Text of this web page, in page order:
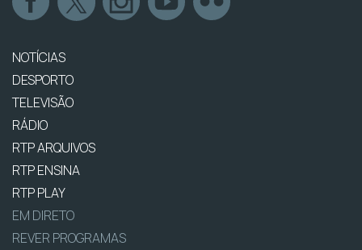
NOTÍCIAS
DESPORTO
TELEVISÃO
RÁDIO
RTP ARQUIVOS
RTP ENSINA
RTP PLAY
EM DIRETO
REVER PROGRAMAS